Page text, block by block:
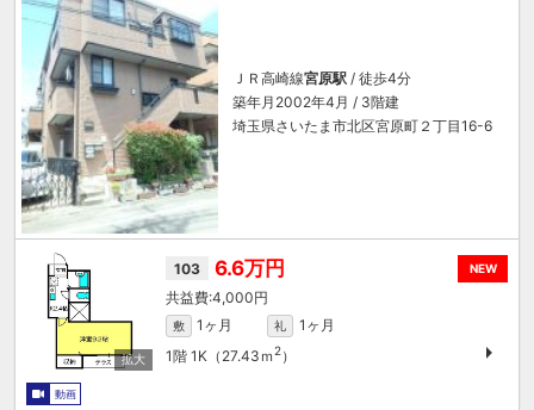
ＪＲ高崎線宮原駅 / 徒歩4分
築年月2002年4月 / 3階建
埼玉県さいたま市北区宮原町２丁目16-6
NEW
103 6.6万円
4,000円
敷 1ヶ月 礼
1ヶ月
1階 1K（27.43ｍ 2）
動画